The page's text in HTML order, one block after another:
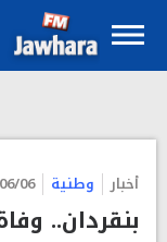
أخبار وطنية 17:50
بنقردان..